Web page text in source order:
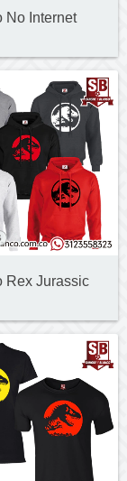
No Internet
Rex Jurassic